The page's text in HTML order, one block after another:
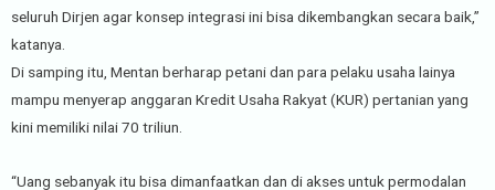
seluruh Dirjen agar konsep integrasi ini bisa dikembangkan secara baik,”
katanya.
Di samping itu, Mentan berharap petani dan para pelaku usaha lainya
mampu menyerap anggaran Kredit Usaha Rakyat (KUR) pertanian yang
kini memiliki nilai 70 triliun.
“Uang sebanyak itu bisa dimanfaatkan dan di akses untuk permodalan